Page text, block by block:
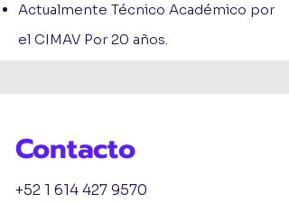
Actualmente Técnico Académico por
el CIMAV Por 20 años.
Contacto
+52 1 614 427 9570